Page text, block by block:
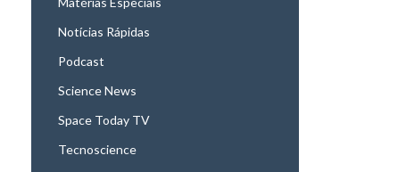
Notícias Rápidas
Podcast
Science News
Space Today TV
Tecnoscience